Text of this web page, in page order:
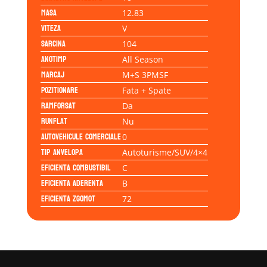
Masa 12.83
Viteza V
Sarcina 104
Anotimp All Season
Marcaj M+S 3PMSF
Pozitionare Fata + Spate
Ramforsat Da
Runflat Nu
Autovehicule comerciale0
Tip anvelopa Autoturisme/SUV/4×4
Eficienta Combustibil C
Eficienta Aderenta B
Eficienta Zgomot 72